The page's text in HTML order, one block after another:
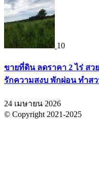
10
ขายที่ดิน ลดราคา 2 ไร่ ส
รักความสงบ พักผ่อน ทำสว
24 เมษายน 2026
© Copyright 2021-2025